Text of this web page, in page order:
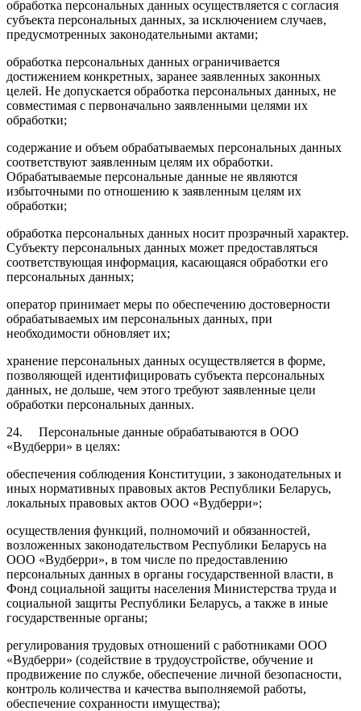
обработка персональных данных осуществляется с согласия
субъекта персональных данных, за исключением случаев,
предусмотренных законодательными актами;
обработка персональных данных ограничивается
достижением конкретных, заранее заявленных законных
целей. Не допускается обработка персональных данных, не
совместимая с первоначально заявленными целями их
обработки;
содержание и объем обрабатываемых персональных данных
соответствуют заявленным целям их обработки.
Обрабатываемые персональные данные не являются
избыточными по отношению к заявленным целям их
обработки;
обработка персональных данных носит прозрачный характер.
Субъекту персональных данных может предоставляться
соответствующая информация, касающаяся обработки его
персональных данных;
оператор принимает меры по обеспечению достоверности
обрабатываемых им персональных данных, при
необходимости обновляет их;
хранение персональных данных осуществляется в форме,
позволяющей идентифицировать субъекта персональных
данных, не дольше, чем этого требуют заявленные цели
обработки персональных данных.
24. Персональные данные обрабатываются в ООО
«Вудберри» в целях:
обеспечения соблюдения Конституции, з законодательных и
иных нормативных правовых актов Республики Беларусь,
локальных правовых актов ООО «Вудберри»;
осуществления функций, полномочий и обязанностей,
возложенных законодательством Республики Беларусь на
ООО «Вудберри», в том числе по предоставлению
персональных данных в органы государственной власти, в
Фонд социальной защиты населения Министерства труда и
социальной защиты Республики Беларусь, а также в иные
государственные органы;
регулирования трудовых отношений с работниками ООО
«Вудберри» (содействие в трудоустройстве, обучение и
продвижение по службе, обеспечение личной безопасности,
контроль количества и качества выполняемой работы,
обеспечение сохранности имущества);